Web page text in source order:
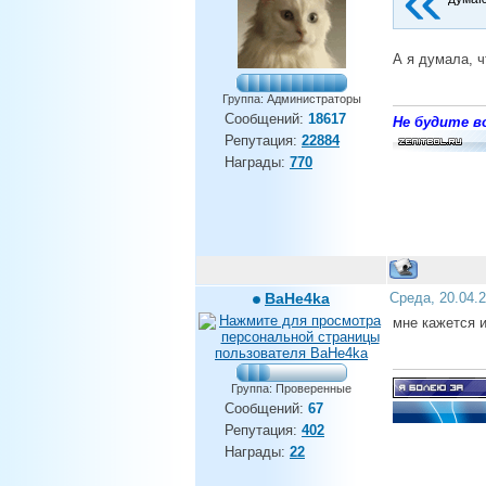
Группа: Администраторы
Сообщений: 18617
Репутация: 22884
Награды: 770
А я думала,
Не будите
BaHe4ka
Группа: Проверенные
Сообщений: 67
Репутация: 402
Награды: 22
Среда,
мне кажется